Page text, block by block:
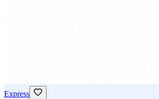
Express